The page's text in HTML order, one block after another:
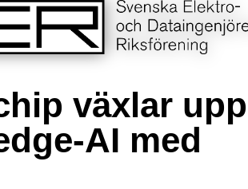
växlar upp
AI med